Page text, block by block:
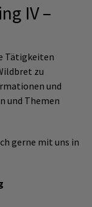
IV –
Tätigkeiten
zu
und
und Themen
gerne mit uns in